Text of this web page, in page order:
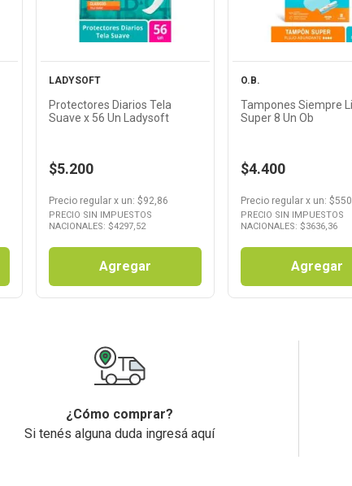
LADYSOFT
Protectores Diarios Tela
Suave x 56 Un Ladysoft
$5.200
Precio regular x un: $92,86
PRECIO SIN IMPUESTOS
NACIONALES: $4297,52
Agregar
O.B.
Tampones Siempre Libre
Super 8 Un Ob
$4.400
Precio regular x un: $550
PRECIO SIN IMPUESTOS
NACIONALES: $3636,36
Agregar
¿Cómo comprar?
Si tenés alguna duda ingresá aquí